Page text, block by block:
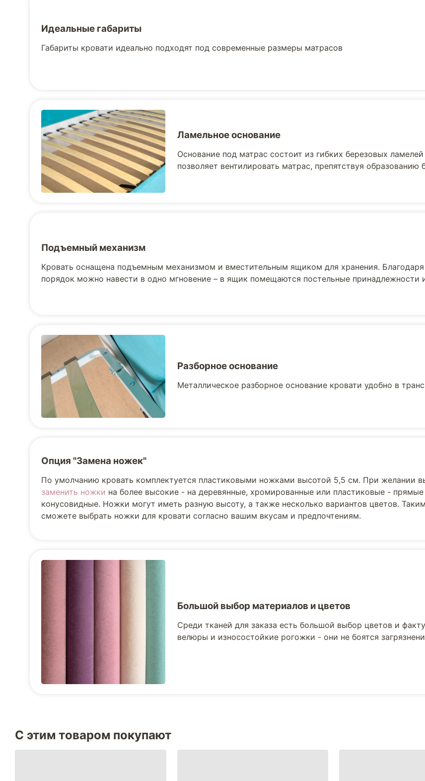
Идеальные габариты
Габариты кровати идеально подходят под современные размеры матрасов
Ламельное основание
Основание под матрас состоит из гибких березовых
позволяет вентилировать матрас, препятствуя образованию
Подъемный механизм
Кровать оснащена подъемным механизмом и вместительным ящиком для хранения.
порядок можно навести в одно мгновение – в ящик помещаются постельные принадлежности
Разборное основание
Металлическое разборное основание кровати удобно в
Опция "Замена ножек"
По умолчанию кровать комплектуется пластиковыми ножками высотой 5,5 см. При желании
заменить ножки на более высокие - на деревянные, хромированные или пластиковые -
конусовидные. Ножки могут иметь разную высоту, а также несколько вариантов цветов.
сможете выбрать ножки для кровати согласно вашим вкусам и предпочтениям.
Большой выбор материалов и цветов
Среди тканей для заказа есть большой выбор цветов и
велюры и износостойкие рогожки - они не боятся
С этим товаром покупают